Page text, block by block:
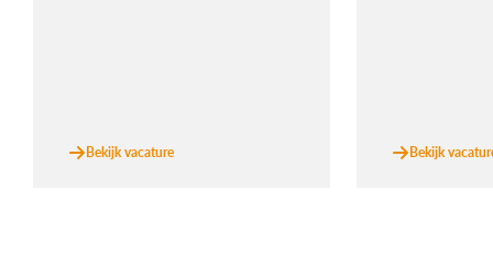
Bekijk vacature Bekijk